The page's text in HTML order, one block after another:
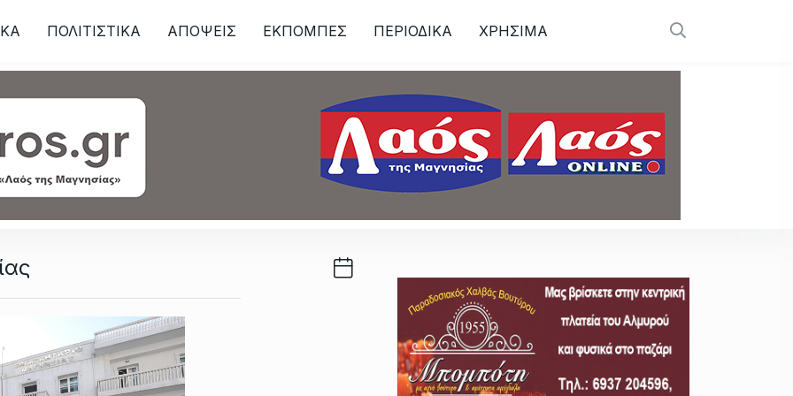
ΠΟΛΙΤΙΣΤΙΚΑ ΑΠΟΨΕΙΣ ΕΚΠΟΜΠΕΣ ΠΕΡΙΟΔΙΚΑ ΧΡΗΣΙΜΑ